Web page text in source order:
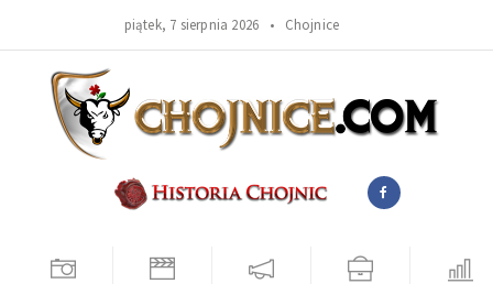
piątek, 7 sierpnia 2026 • Chojnice